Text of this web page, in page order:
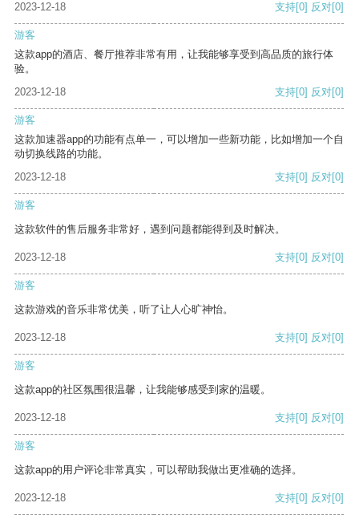
2023-12-18
支持[0] 反对[0]
游客
这款app的酒店、餐厅推荐非常有用，让我能够享受到高品质的旅行体
验。
2023-12-18
支持[0] 反对[0]
游客
这款加速器app的功能有点单一，可以增加一些新功能，比如增加一个自
动切换线路的功能。
2023-12-18
支持[0] 反对[0]
游客
这款软件的售后服务非常好，遇到问题都能得到及时解决。
2023-12-18 支持[0] 反对[0]
游客
这款游戏的音乐非常优美，听了让人心旷神怡。
2023-12-18 支持[0] 反对[0]
游客
这款app的社区氛围很温馨，让我能够感受到家的温暖。
2023-12-18 支持[0] 反对[0]
游客
这款app的用户评论非常真实，可以帮助我做出更准确的选择。
2023-12-18 支持[0] 反对[0]